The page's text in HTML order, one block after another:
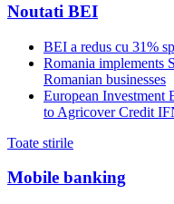
Noutati BEI
BEI a redus cu 31%
Romania implements
Romanian businesses
European
to Agricover Credit
Toate stirile
Mobile banking